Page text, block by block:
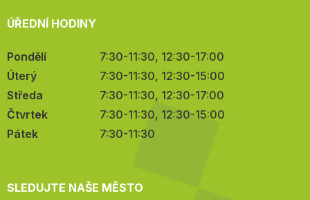
ÚŘEDNÍ HODINY
Pondělí
7:30-11:30, 12:30-17:00
Úterý
7:30-11:30, 12:30-15:00
Středa
7:30-11:30, 12:30-17:00
Čtvrtek
7:30-11:30, 12:30-15:00
Pátek
7:30-11:30
SLEDUJTE NAŠE MĚSTO